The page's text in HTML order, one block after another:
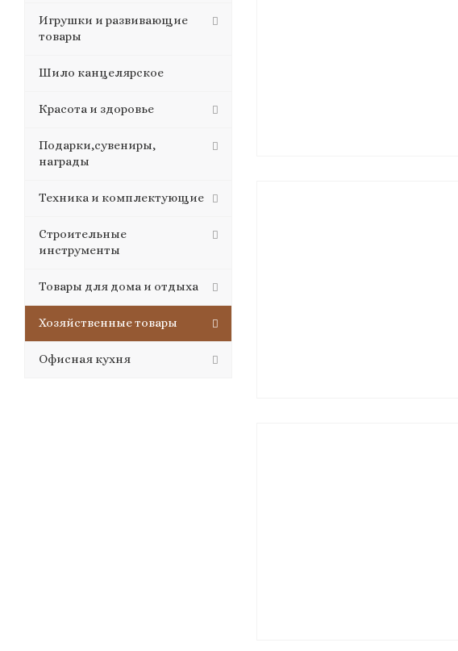
Игрушки и развивающие
товары
Шило канцелярское
Красота и здоровье
Подарки,сувениры,
награды
Техника и комплектующие
Строительные
инструменты
Товары для дома и отдыха
Хозяйственные товары
Офисная кухня